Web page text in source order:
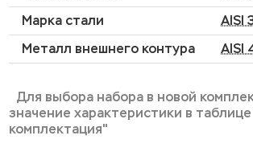
Марка стали
AISI
Металл внешнего контура
AISI
Для выбора набора в новой
значение характеристики в
комплектация"